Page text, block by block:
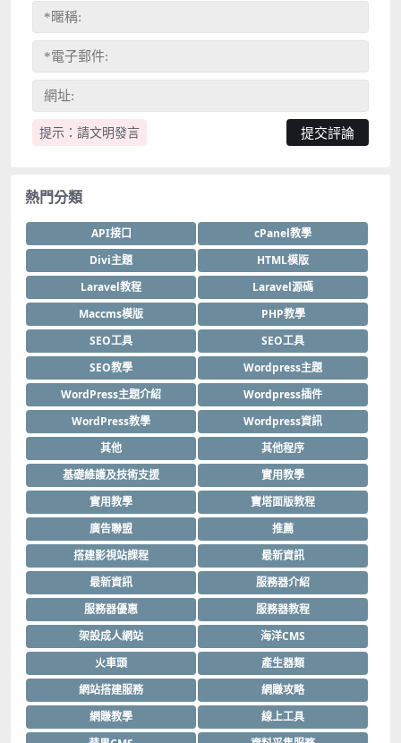
提示：請文明發言
熱門分類
API接口
cPanel教學
Divi主題
HTML模版
Laravel教程
Laravel源碼
Maccms模版
PHP教學
SEO工具
SEO工具
SEO教學
Wordpress主題
WordPress主題介紹
Wordpress插件
WordPress教學
Wordpress資訊
其他
其他程序
基礎維護及技術支援
實用教學
實用教學
寶塔面版教程
廣告聯盟
推薦
搭建影視站課程
最新資訊
最新資訊
服務器介紹
服務器優惠
服務器教程
架設成人網站
海洋CMS
火車頭
產生器類
網站搭建服務
網賺攻略
網賺教學
線上工具